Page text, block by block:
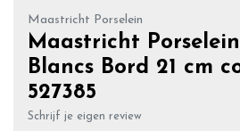
Maastricht Porselein
Maastricht
Blancs Bord 21 cm
527385
Schrijf je eigen review